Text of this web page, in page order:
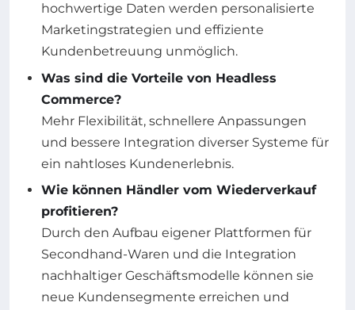
hochwertige Daten werden personalisierte
Marketingstrategien und effiziente
Kundenbetreuung unmöglich.
Was sind die Vorteile von Headless
Commerce?
Mehr Flexibilität, schnellere Anpassungen
und bessere Integration diverser Systeme für
ein nahtloses Kundenerlebnis.
Wie können Händler vom Wiederverkauf
profitieren?
Durch den Aufbau eigener Plattformen für
Secondhand-Waren und die Integration
nachhaltiger Geschäftsmodelle können sie
neue Kundensegmente erreichen und